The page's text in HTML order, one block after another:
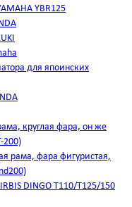
YBR125
для япоинских
круглая фара, он же
200)
рама, фара фигуристая,
DINGO Т110/Т125/150